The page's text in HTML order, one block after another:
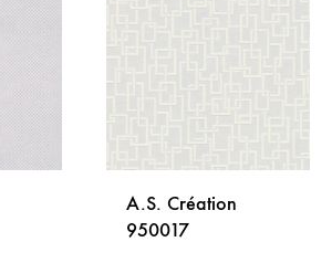
A.S. Création
950017